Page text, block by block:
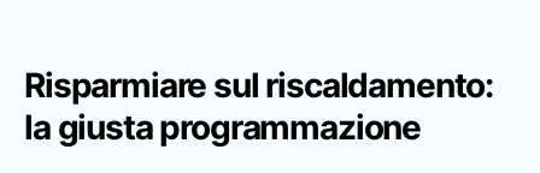
Risparmiare sul riscaldamento:
la giusta programmazione